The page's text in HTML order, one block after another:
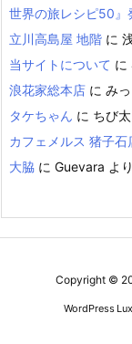
世界の旅レシピ50』
立川高島屋 地階 に
当サイトについて に
浪花家総本店 に みっ
タケちゃん に ちび
カフェメルス 猪子石
大脇 に Guevara より
Copyright ©
WordPress